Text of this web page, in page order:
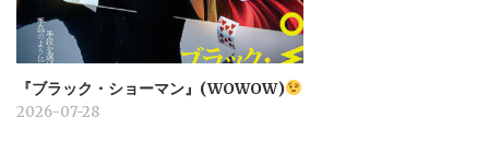
『ブラック・ショーマン』(WOWOW)
2026-07-28